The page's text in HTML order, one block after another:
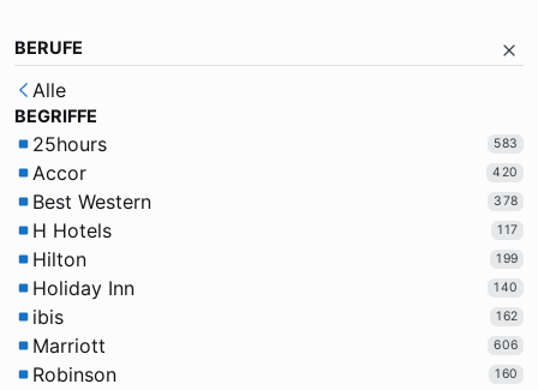
BERUFE
Alle
BEGRIFFE
25hours 583
Accor 420
Best Western 378
H Hotels 117
Hilton 199
Holiday Inn 140
ibis 162
Marriott 606
Robinson 160